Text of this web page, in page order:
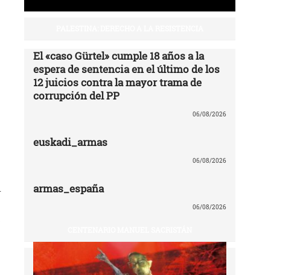
El «caso Gürtel» cumple 18 años a la
espera de sentencia en el último de los
12 juicios contra la mayor trama de
corrupción del PP
06/08/2026
euskadi_armas
06/08/2026
armas_españa
06/08/2026